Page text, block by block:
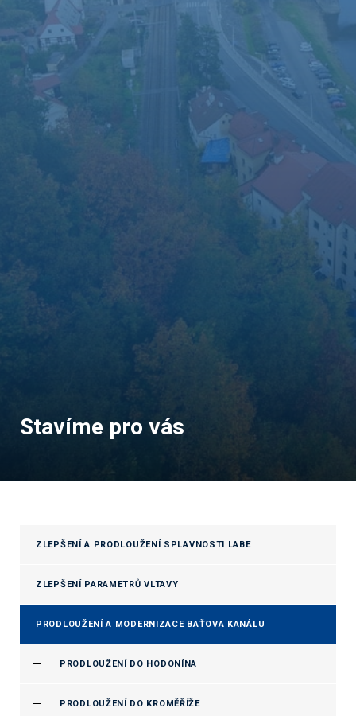
Stavíme pro vás
ZLEPŠENÍ A PRODLOUŽENÍ SPLAVNOSTI LABE
ZLEPŠENÍ PARAMETRŮ VLTAVY
PRODLOUŽENÍ A MODERNIZACE BAŤOVA KANÁLU
PRODLOUŽENÍ DO HODONÍNA
PRODLOUŽENÍ DO KROMĚŘÍŽE